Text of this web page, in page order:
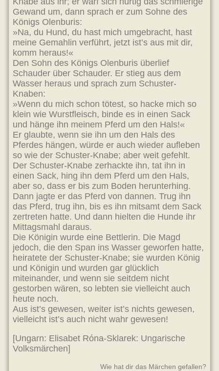
Gewand um, dann sprach er zum Sohne des
Königs Olenburis:
»Na, du Hund, du hast mich umgebracht, hast
meine Gemahlin verführt, jetzt ist’s aus mit dir,
komm heraus!«
Den Sohn des Königs Olenburis überlief
Schauder über Schauder. Er stieg aus dem
Wasser heraus und sprach zum Schuster-
Knaben:
»Wenn du mich schon tötest, so hacke mich so
klein wie Wurstfleisch, binde es in einen Sack
und hänge ihn meinem Pferd um den Hals!«
Er glaubte, wenn sie ihn um den Hals des
Pferdes hängen, würde er auch wieder aufleben
so wie der Schuster-Knabe; aber weit gefehlt.
Der Schuster-Knabe zerhackte ihn, tat ihn in
einen Sack, hing ihn dem Pferd um den Hals,
aber so, dass er bis zum Boden herunterhing.
Dann jagte er das Pferd von dannen. Trug ihn
das Pferd, trug ihn, bis es ihn mitsamt dem Sack
zertreten hatte. Und dann hielten die Hunde ihr
Mittagsmahl daraus.
Die Königin wurde eine Bettlerin. Die Magd
jedoch, die den Span ins Wasser geworfen hatte,
heiratete der Schuster-Knabe; sie wurden König
und Königin und wurden gar glücklich
miteinander, und wenn sie seitdem nicht
gestorben wären, so lebten sie vielleicht auch
heute noch.
Aus ist’s gewesen, weiter ist’s nichts gewesen,
vielleicht ist’s auch nicht wahr gewesen!
[Ungarn: Elisabet Róna-Sklarek: Ungarische
Volksmärchen]
Wie hat dir das Märchen gefallen?